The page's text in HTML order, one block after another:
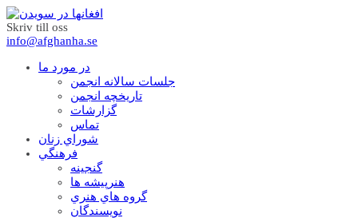
Skriv till oss
info@afghanha.se
در مورد ما
جلسات سالانه انجمن
تاریخچه انجمن
گزارشات
تماس
شوراي زنان
فرهنگي
گنجينه
هنرپيشه ها
گروه هاي هنري
نويسندگان